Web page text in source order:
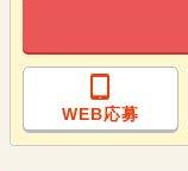
WEB応募